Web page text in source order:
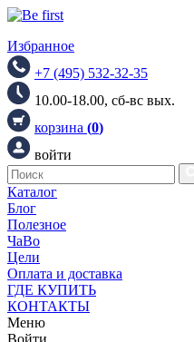
Избранное
+7 (495) 532-32-35
10.00-18.00, сб-вс вых.
корзина (0)
войти
Каталог
Блог
Полезное
ЧаВо
Цели
Оплата и доставка
ГДЕ КУПИТЬ
КОНТАКТЫ
Меню
Войти